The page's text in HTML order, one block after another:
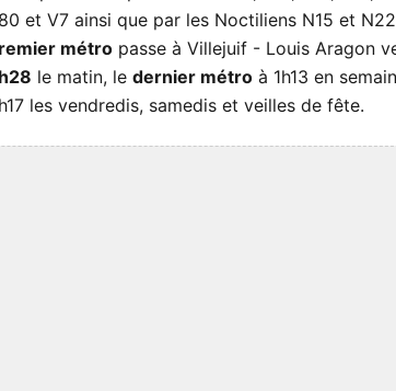
et V7 ainsi que par les Noctiliens N15 et
métro passe à Villejuif - Louis Aragon
le matin, le dernier métro à 1h13 en
les vendredis, samedis et veilles de fête.